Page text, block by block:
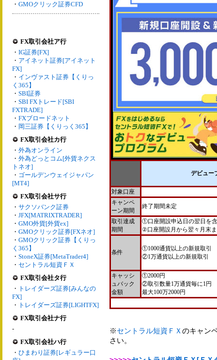
・ GMOクリック証券CFD
FX取引会社ア行
・ IG証券[FX]
・ アイネット証券[アイネット
FX]
・ インヴァスト証券【くりっ
く365】
・ SBI証券
・ SBI FXトレード[SBI
FXTRADE]
・ FXブロードネット
・ 岡三証券【くりっく365】
FX取引会社カ行
・ 外為オンライン
・ 外為どっとコム[外貨ネクス
トネオ]
・ ゴールデンウェイジャパン
[MT4]
FX取引会社サ行
・ サクソバンク証券
・ JFX[MATRIXTRADER]
・ GMO外貨[外貨ex]
・ GMOクリック証券[FXネオ]
・ GMOクリック証券【くりっ
く365】
・ StoneX証券[MetaTrader4]
・ セントラル短資ＦＸ
FX取引会社タ行
・ トレイダーズ証券[みんなの
FX]
・ トレイダーズ証券[LIGHTFX]
FX取引会社ナ行
-
FX取引会社ハ行
・ ひまわり証券[レギュラー口
デビュー
対象口座
キャンペ
ーン期間
終了期間未定
取引達成
期間
①口座開設申込日の翌日を
②口座開設月から翌々月末
条件
①1000通貨以上の新規取引
②1万通貨以上の新規取引
キャッシ
ュバック
金額
①2000円
②取引数量1万通貨毎に1円
最大100万2000円
※セントラル短資ＦＸ のキャン
さい。